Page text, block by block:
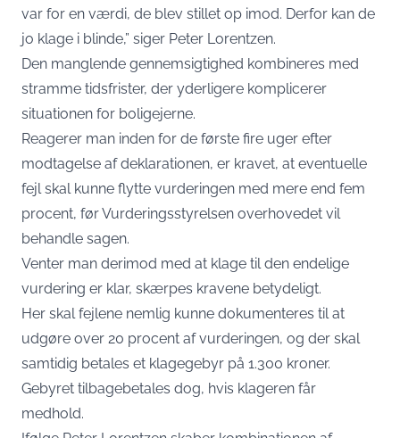
var for en værdi, de blev stillet op imod. Derfor kan de
jo klage i blinde,” siger Peter Lorentzen.
Den manglende gennemsigtighed kombineres med
stramme tidsfrister, der yderligere komplicerer
situationen for boligejerne.
Reagerer man inden for de første fire uger efter
modtagelse af deklarationen, er kravet, at eventuelle
fejl skal kunne flytte vurderingen med mere end fem
procent, før Vurderingsstyrelsen overhovedet vil
behandle sagen.
Venter man derimod med at klage til den endelige
vurdering er klar, skærpes kravene betydeligt.
Her skal fejlene nemlig kunne dokumenteres til at
udgøre over 20 procent af vurderingen, og der skal
samtidig betales et klagegebyr på 1.300 kroner.
Gebyret tilbagebetales dog, hvis klageren får
medhold.